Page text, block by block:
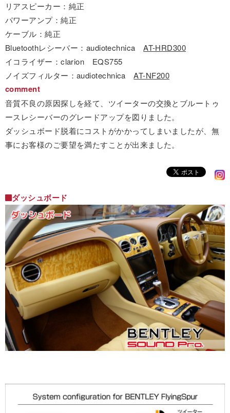
リアスピーカー：純正
パワーアンプ：純正
ケーブル：純正
Bluetoothレシーバー：audiotechnicaAT-HRD300
イコライザー：clarion EQS755
ノイズフィルター：audiotechnicaAT-NF200
comment
音質不良の原因探しを経て、ツイーターの交換とブルートゥ
ースレシーバーのグレードアップを図りました。
ダッシュボード脱着にコストがかかってしまいましたが、無
事にお客様のご要望を満たすことが出来ました。
ダッシュボード